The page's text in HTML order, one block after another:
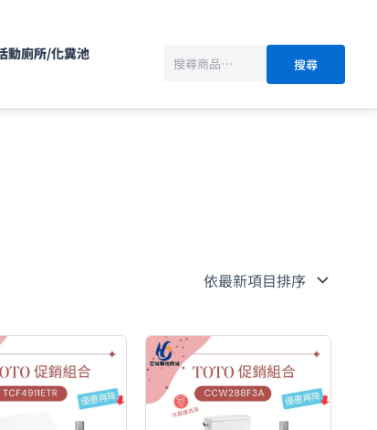
動廁所/化糞池
搜尋
原
始
價
格：
NT$36,900。
目
前
價
格：
NT$27,390。
原
始
價
格：
NT$87,600。
目
前
價
格：
NT$55,590。